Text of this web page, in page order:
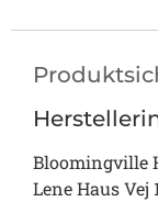
Bloomingville
Lene Haus Vej